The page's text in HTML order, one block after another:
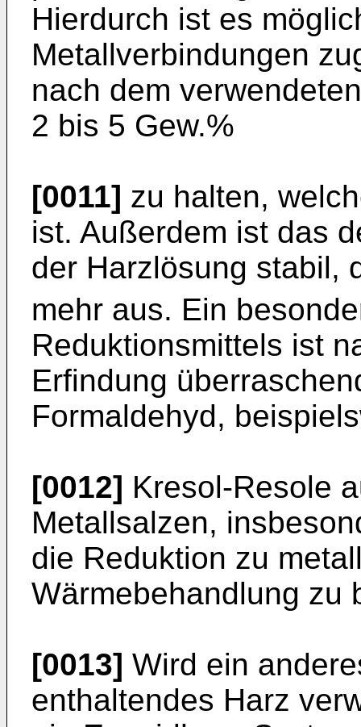
Hierdurch ist es
Metallverbindungen
nach dem
2 bis 5 Gew.%
[0011] zu halten,
ist. Außerdem ist das
der Harzlösung stabil,
mehr aus. Ein
Reduktionsmittels ist
Erfindung
Formaldehyd,
[0012] Kresol-Resole
Metallsalzen,
die Reduktion zu
Wärmebehandlung zu
[0013] Wird ein
enthaltendes Harz